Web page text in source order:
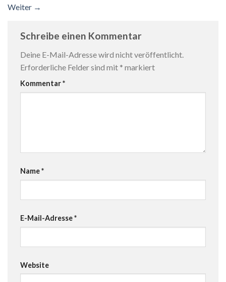
Weiter →
Schreibe einen Kommentar
Deine E-Mail-Adresse wird nicht veröffentlicht.
Erforderliche Felder sind mit * markiert
Kommentar*
Name*
E-Mail-Adresse*
Website